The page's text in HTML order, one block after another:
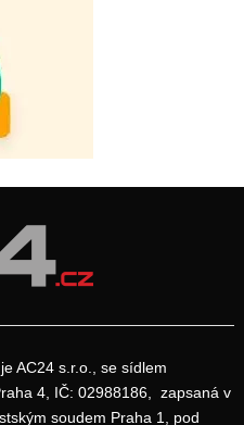
je AC24 s.r.o., se sídlem
4, IČ: 02988186, zapsaná v
soudem Praha 1, pod